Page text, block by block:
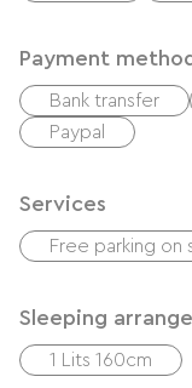
bâtons/
Un pied-à-terre
du Lot ou flâner
Payment method
Bank transfer
Paypal
Services
Free parking on
Sleeping
1 Lits 160cm